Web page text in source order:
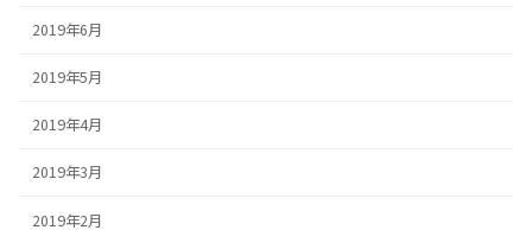
2019年6月
2019年5月
2019年4月
2019年3月
2019年2月